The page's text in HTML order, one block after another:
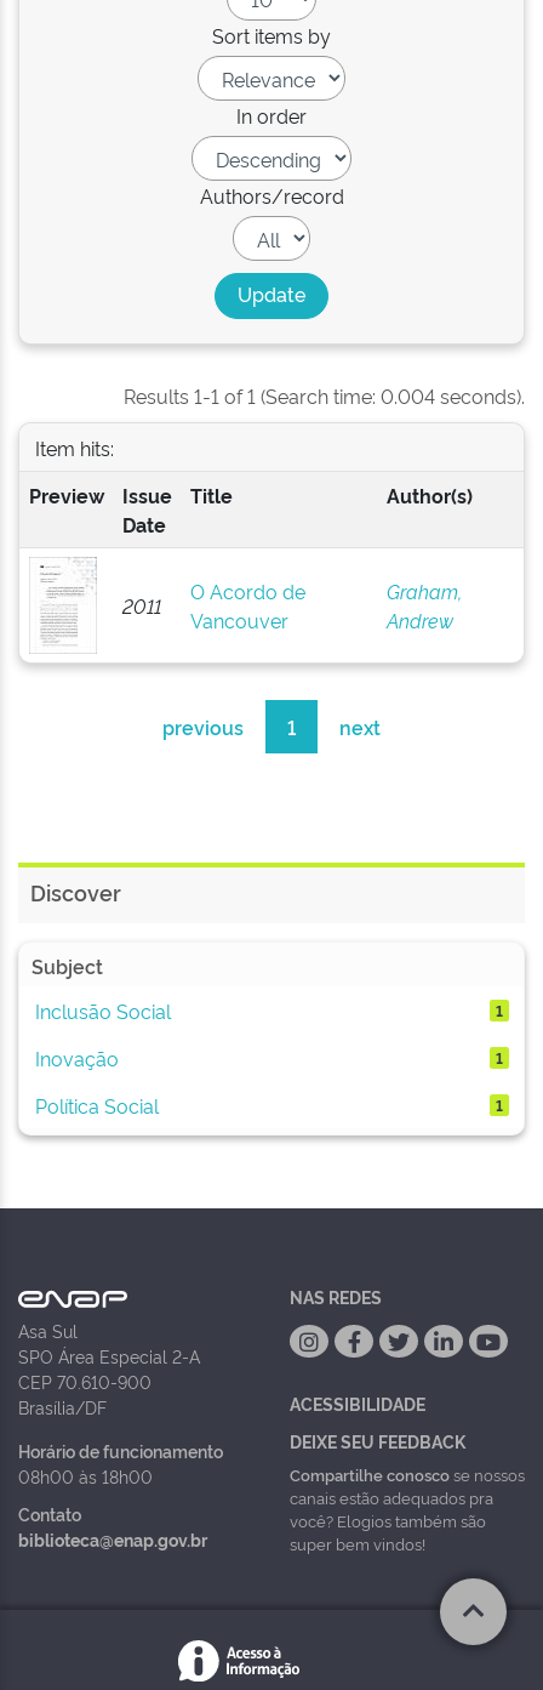
Sort items by
In order
Authors/record
Results 1-1 of 1 (Search time: 0.004 seconds).
Item hits:
Preview
Issue
Date
Title Author(s)
2011
O Acordo de
Vancouver
Graham,
Andrew
previous 1 next
Discover
Subject
Inclusão Social
1
Inovação 1
Política Social 1
Asa Sul
SPO Área Especial 2-A
CEP 70.610-900
Brasília/DF
Horário de funcionamento
08h00 às 18h00
Contato
biblioteca@enap.gov.br
NAS REDES
ACESSIBILIDADE
DEIXE SEU FEEDBACK
Compartilhe conoscose nossos
canais estão adequados pra
você? Elogios também são
super bem vindos!